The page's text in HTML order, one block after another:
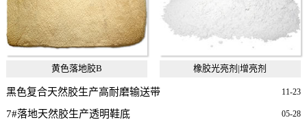
黄色落地胶B 橡胶光亮剂|增亮剂
11-23
黑色复合天然胶生产高耐磨输送带
05-28
7#落地天然胶生产透明鞋底